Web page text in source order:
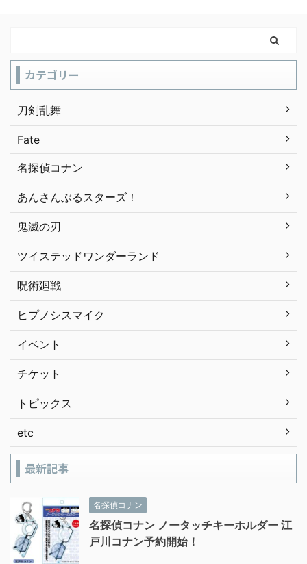
カテゴリー
刀剣乱舞
Fate
名探偵コナン
あんさんぶるスターズ！
鬼滅の刃
ツイステッドワンダーランド
呪術廻戦
ヒプノシスマイク
イベント
チケット
トピックス
etc
最新記事
名探偵コナン
名探偵コナン ノータッチキーホルダー 江
戸川コナン予約開始！